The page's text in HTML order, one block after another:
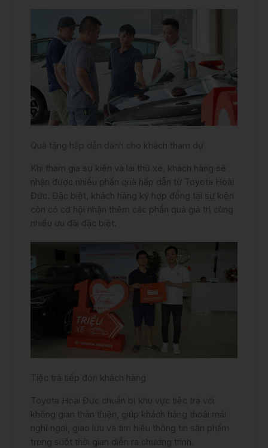
Quà tặng hấp dẫn dành cho khách tham dự
Khi tham gia sự kiện và lái thử xe, khách hàng sẽ
nhận được nhiều phần quà hấp dẫn từ Toyota Hoài
Đức. Đặc biệt, khách hàng ký hợp đồng tại sự kiện
còn có cơ hội nhận thêm các phần quà giá trị cùng
nhiều ưu đãi đặc biệt.
Tiệc trà tiếp đón khách hàng
Toyota Hoài Đức chuẩn bị khu vực tiệc trà với
không gian thân thiện, giúp khách hàng thoải mái
nghỉ ngơi, giao lưu và tìm hiểu thông tin sản phẩm
trong suốt thời gian diễn ra chương trình.